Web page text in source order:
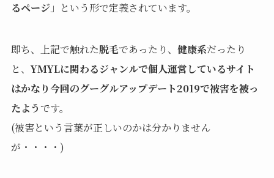
るページ 」という形で定義されています。
即ち、上記で触れた脱毛であったり、 健康系だったり
と、 YMYLに関わるジャンルで個人運営しているサイト
はかなり今回のグーグルアップデート2019で被害を被っ
たようです。
(被害という言葉が正しいのかは分かりません
が・・・・)